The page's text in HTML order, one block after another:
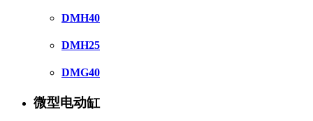
DMH40
DMH25
DMG40
微型电动缸